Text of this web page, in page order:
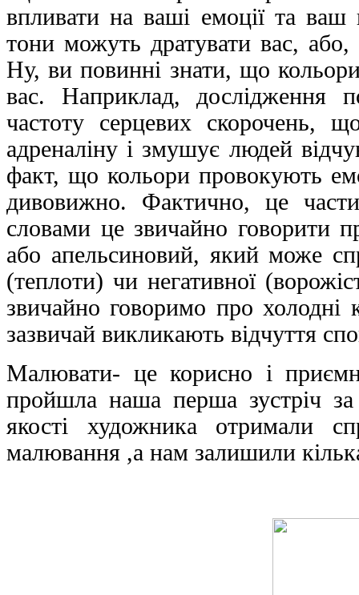
впливати на ваші емоції та
тони можуть дратувати вас, або,
Ну, ви повинні знати, що
вас. Наприклад, дослідження
частоту серцевих скорочень,
адреналіну і змушує людей
факт, що кольори провокують
дивовижно. Фактично, це
словами це звичайно говорити
або апельсиновий, який може
(теплоти) чи негативної
звичайно говоримо про холодні
зазвичай викликають відчуття
Малювати- це корисно і
пройшла наша перша зустріч
якості художника отримали
малювання ,а нам залишили